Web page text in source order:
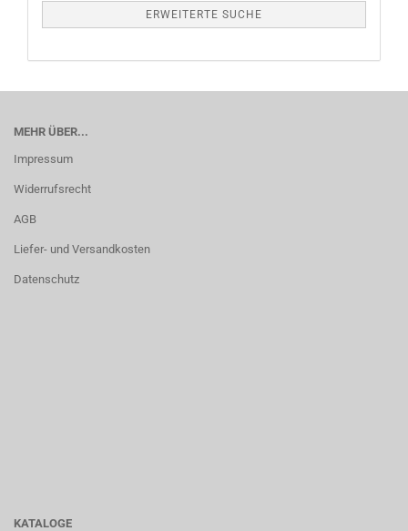
ERWEITERTE SUCHE
MEHR ÜBER...
Impressum
Widerrufsrecht
AGB
Liefer- und Versandkosten
Datenschutz
KATALOGE